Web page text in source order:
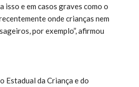
isso e em casos graves como o
onde crianças nem
por exemplo”, afirmou
Estadual da Criança e do